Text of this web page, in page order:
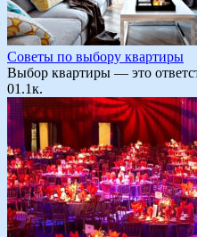
Советы по выбору квартиры
Выбор квартиры — это
01.1к.